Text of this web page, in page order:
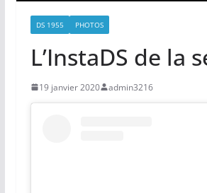
DS 1955 PHOTOS
L’InstaDS de la
19 janvier 2020 admin3216